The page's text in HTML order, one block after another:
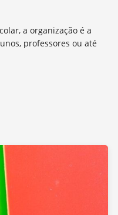
a organização é a
professores ou até